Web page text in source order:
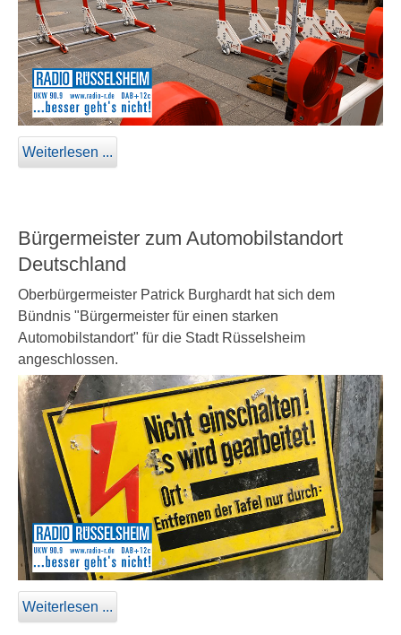
Weiterlesen ...
Bürgermeister zum Automobilstandort
Deutschland
Oberbürgermeister Patrick Burghardt hat sich dem
Bündnis "Bürgermeister für einen starken
Automobilstandort" für die Stadt Rüsselsheim
angeschlossen.
Weiterlesen ...